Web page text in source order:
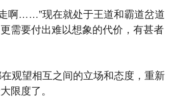
啊……”现在就处于王道和霸道岔道
需要付出难以想象的代价，有甚者
观望相互之间的立场和态度，重新
限度了。